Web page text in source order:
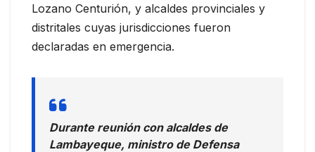
Lozano Centurión, y alcaldes provinciales y
distritales cuyas jurisdicciones fueron
declaradas en emergencia.
Durante reunión con alcaldes de
Lambayeque, ministro de Defensa